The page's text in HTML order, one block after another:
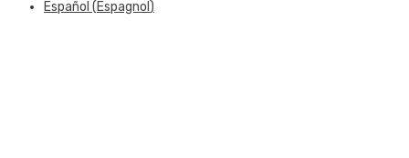
Español (Espagnol )